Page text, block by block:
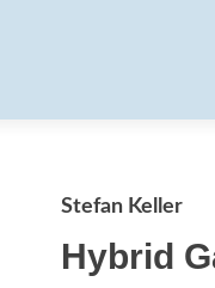
Stefan Keller
Hybrid